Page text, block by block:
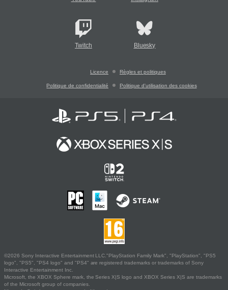
Twitch Bluesky
Licence Règles et politiques
Politique de confidentialité Politique d'utilisation des cookies
©2026 Sony Interactive Entertainment LLC."PlayStation Family Mark", "PlayStation", "PS5
logo", "PS5", "PS4 logo" and "PS4" are registered trademarks or trademarks of Sony
Interactive Entertainment Inc.
Microsoft, the XBOX Sphere mark, the Series X|S logo and XBOX Series X|S are trademarks
of the Microsoft group of companies.